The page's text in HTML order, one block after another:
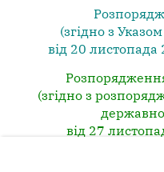
(згідно з
від 20
(згідно з
від 27